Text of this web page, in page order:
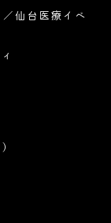
仙台医療イベ